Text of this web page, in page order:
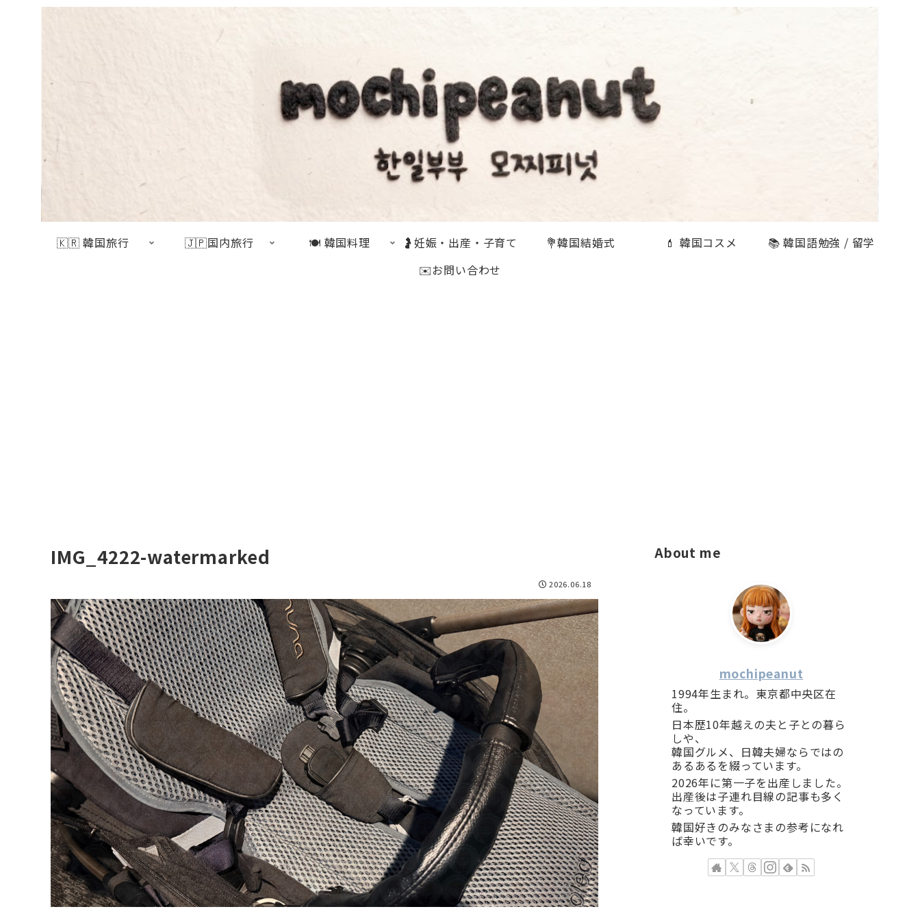
🇰🇷 韓国旅行 🇯🇵国内旅行 🍽 韓国料理 🤰妊娠・出産・子育て 💐韓国結婚式 💄 韓国コスメ
📚 韓国語勉強 / 留学
✉️お問い合わせ
IMG_4222-watermarked
2026.06.18
About me
mochipeanut
1994年生まれ。東京都中央区在
住。
日本歴10年越えの夫と子との暮ら
しや、
韓国グルメ、日韓夫婦ならではの
あるあるを綴っています。
2026年に第一子を出産しました。
出産後は子連れ目線の記事も多く
なっています。
韓国好きのみなさまの参考になれ
ば幸いです。